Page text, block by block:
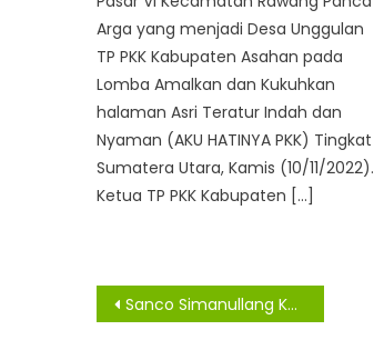
Arga yang menjadi Desa Unggulan
TP PKK Kabupaten Asahan pada
Lomba Amalkan dan Kukuhkan
halaman Asri Teratur Indah dan
Nyaman (AKU HATINYA PKK) Tingkat
Sumatera Utara, Kamis (10/11/2022).
Ketua TP PKK Kabupaten […]
Navigasi
Sanco Simanullang Ketum Panitia Pembangunan HKBP Medan Permai Periode 2022-2024